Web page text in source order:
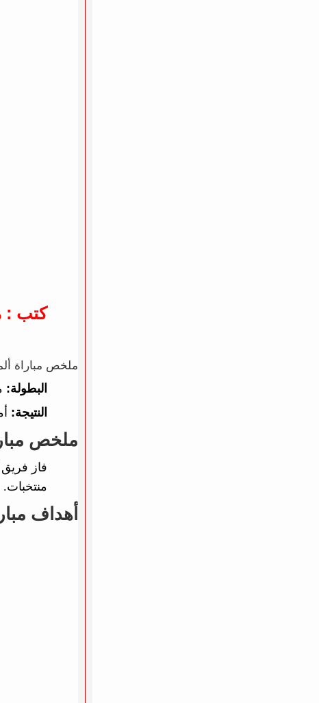
كتب :
ملخص مباراة ألمانيا ضد أمريكا 1 - 2 |
البطولة:
النتيجة:
ملخص
فاز فريق
منتخبات.
أهداف